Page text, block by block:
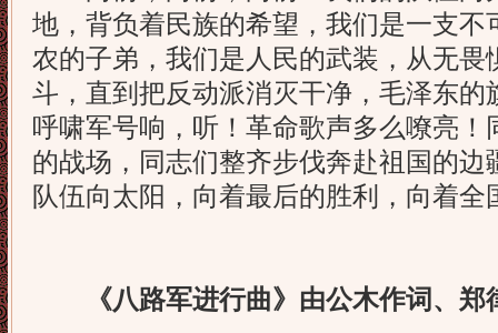
地，背负着民族的希望，我们是一支不
农的子弟，我们是人民的武装，从无畏
斗，直到把反动派消灭干净，毛泽东的
呼啸军号响，听！革命歌声多么嘹亮
的战场，同志们整齐步伐奔赴祖国的
队伍向太阳，向着最后的胜利，向着全
《八路军进行曲》由公木作词、郑